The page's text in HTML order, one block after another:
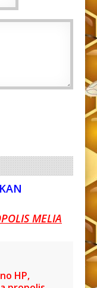
MELIA
HP,